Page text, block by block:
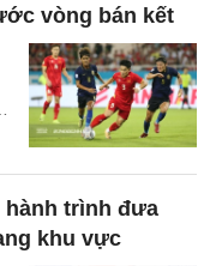
vòng bán kết
hành trình đưa
khu vực